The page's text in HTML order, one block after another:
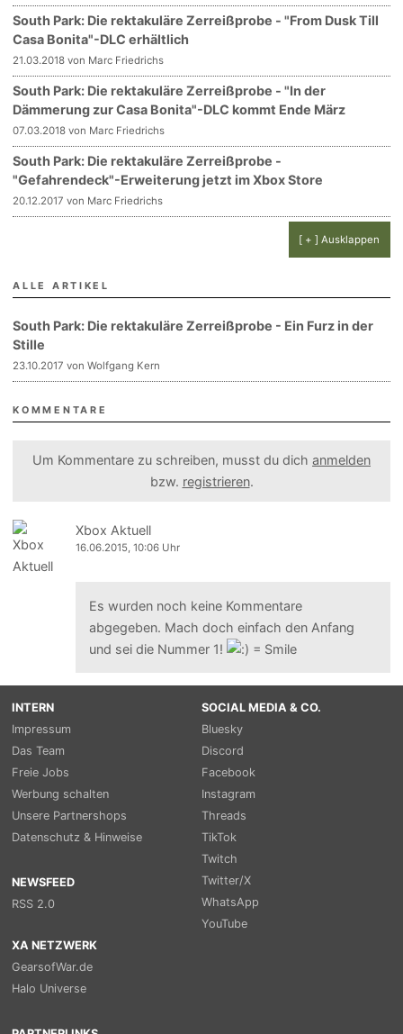
South Park: Die rektakuläre Zerreißprobe - "From Dusk Till
Casa Bonita"-DLC erhältlich
21.03.2018 von Marc Friedrichs
South Park: Die rektakuläre Zerreißprobe - "In der
Dämmerung zur Casa Bonita"-DLC kommt Ende März
07.03.2018 von Marc Friedrichs
South Park: Die rektakuläre Zerreißprobe -
"Gefahrendeck"-Erweiterung jetzt im Xbox Store
20.12.2017 von Marc Friedrichs
[ + ] Ausklappen
ALLE ARTIKEL
South Park: Die rektakuläre Zerreißprobe - Ein Furz in der
Stille
23.10.2017 von Wolfgang Kern
KOMMENTARE
Um Kommentare zu schreiben, musst du dich anmelden
bzw. registrieren.
Xbox Aktuell
16.06.2015, 10:06 Uhr
Es wurden noch keine Kommentare
abgegeben. Mach doch einfach den Anfang
und sei die Nummer 1!
INTERN
Impressum
Das Team
Freie Jobs
Werbung schalten
Unsere Partnershops
Datenschutz & Hinweise
NEWSFEED
RSS 2.0
SOCIAL MEDIA & CO.
Bluesky
Discord
Facebook
Instagram
Threads
TikTok
Twitch
Twitter/X
WhatsApp
YouTube
XA NETZWERK
GearsofWar.de
Halo Universe